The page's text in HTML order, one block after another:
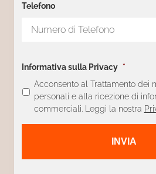
Telefono
Informativa sulla Privacy *
Acconsento al Trattamento dei
personali e alla ricezione di
commerciali. Leggi la nostra